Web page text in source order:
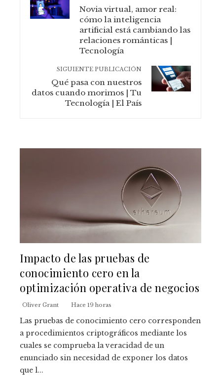
Novia virtual, amor real:
cómo la inteligencia
artificial está cambiando las
relaciones románticas |
Tecnología
SIGUIENTE PUBLICACIÓN
Qué pasa con nuestros
datos cuando morimos | Tu
Tecnología | El País
Impacto de las pruebas de
conocimiento cero en la
optimización operativa de negocios
Oliver Grant Hace 19 horas
Las pruebas de conocimiento cero corresponden
a procedimientos criptográficos mediante los
cuales se comprueba la veracidad de un
enunciado sin necesidad de exponer los datos
que l...